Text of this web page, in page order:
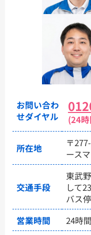
お問い合わ
せダイヤル
(24
所在地
〒
ース
交通手段
東武
して
バス
営業時間
24時